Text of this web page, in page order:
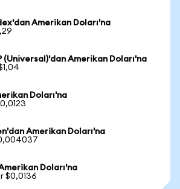
Amerikan Doları'na
(Universal)'dan Amerikan Doları'na
Doları'na
Amerikan Doları'na
Doları'na
$0,0136